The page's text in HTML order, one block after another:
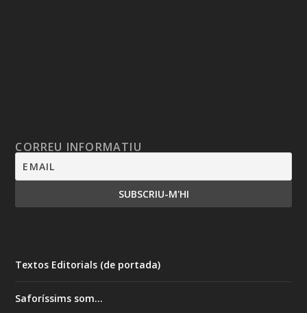
CORREU INFORMATIU
Textos Editorials (de portada)
Saforíssims som…